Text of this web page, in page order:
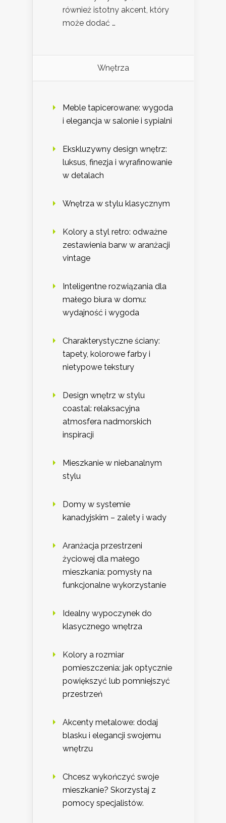
również istotny akcent, który
może dodać …
Wnętrza
Meble tapicerowane: wygoda
i elegancja w salonie i sypialni
Ekskluzywny design wnętrz:
luksus, finezja i wyrafinowanie
w detalach
Wnętrza w stylu klasycznym
Kolory a styl retro: odważne
zestawienia barw w aranżacji
vintage
Inteligentne rozwiązania dla
małego biura w domu:
wydajność i wygoda
Charakterystyczne ściany:
tapety, kolorowe farby i
nietypowe tekstury
Design wnętrz w stylu
coastal: relaksacyjna
atmosfera nadmorskich
inspiracji
Mieszkanie w niebanalnym
stylu
Domy w systemie
kanadyjskim – zalety i wady
Aranżacja przestrzeni
życiowej dla małego
mieszkania: pomysły na
funkcjonalne wykorzystanie
Idealny wypoczynek do
klasycznego wnętrza
Kolory a rozmiar
pomieszczenia: jak optycznie
powiększyć lub pomniejszyć
przestrzeń
Akcenty metalowe: dodaj
blasku i elegancji swojemu
wnętrzu
Chcesz wykończyć swoje
mieszkanie? Skorzystaj z
pomocy specjalistów.